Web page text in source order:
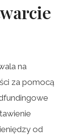
na
za pomocą
od